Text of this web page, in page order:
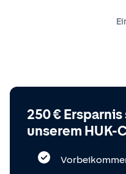
250 €
unserem HUK-